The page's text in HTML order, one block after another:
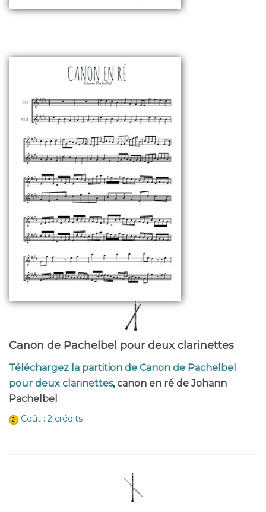
Canon de Pachelbel pour deux clarinettes
Téléchargez la partition de Canon de Pachelbel
pour deux clarinettes, canon en ré de Johann
Pachelbel
Coût : 2 crédits